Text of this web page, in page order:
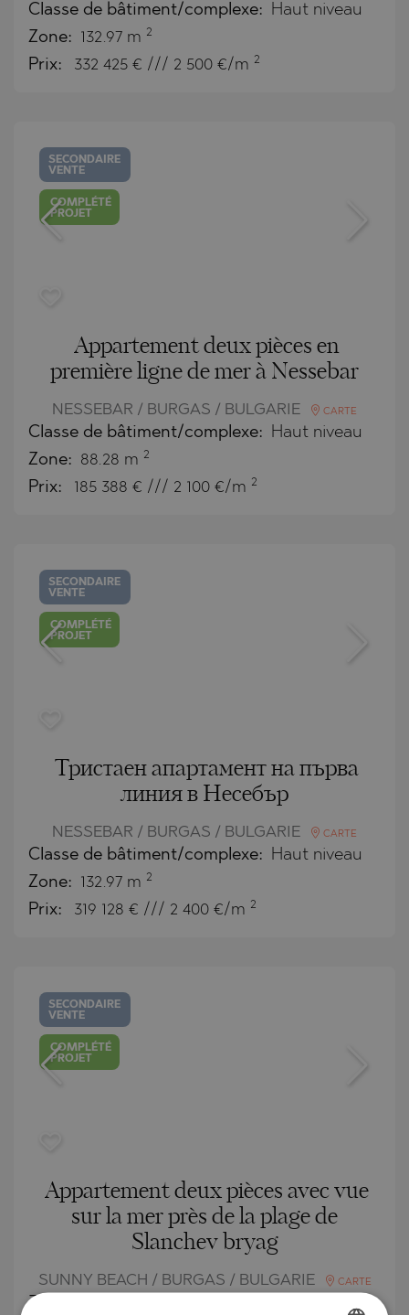
Classe de bâtiment/complexe: Haut niveau
Zone: 132.97 m 2
Prix: 332 425 € /// 2 500 €/m 2
SECONDAIRE
VENTE
COMPLÉTÉ
PROJET
Appartement deux pièces en
première ligne de mer à Nessebar
NESSEBAR / BURGAS / BULGARIE CARTE
Classe de bâtiment/complexe: Haut niveau
Zone: 88.28 m 2
Prix: 185 388 € /// 2 100 €/m 2
SECONDAIRE
VENTE
COMPLÉTÉ
PROJET
Тристаен апартамент на първа
линия в Несебър
NESSEBAR / BURGAS / BULGARIE CARTE
Classe de bâtiment/complexe: Haut niveau
Zone: 132.97 m 2
Prix: 319 128 € /// 2 400 €/m 2
SECONDAIRE
VENTE
COMPLÉTÉ
PROJET
Appartement deux pièces avec vue
sur la mer près de la plage de
Slanchev bryag
SUNNY BEACH / BURGAS / BULGARIE CARTE
Zone: